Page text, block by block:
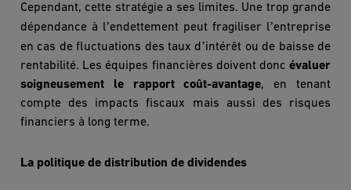
Cependant, cette stratégie a ses limites. Une trop grande
dépendance à l’endettement peut fragiliser l’entreprise
en cas de fluctuations des taux d ’intérêt ou de baisse de
rentabilité. Les équipes financières doivent donc évaluer
soigneusement le rapport coût-avantage, en tenant
compte des impacts fiscaux mais aussi des risques
financiers à long terme.
La politique de distribution de dividendes